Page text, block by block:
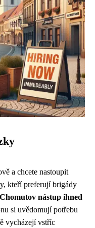
a chcete nastoupit
kteří preferují brigády
nástup ihned
si uvědomují potřebu
vycházejí vstříc